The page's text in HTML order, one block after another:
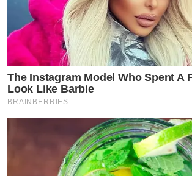
The Instagram Model Who Spent A
Look Like Barbie
BRAINBERRIES